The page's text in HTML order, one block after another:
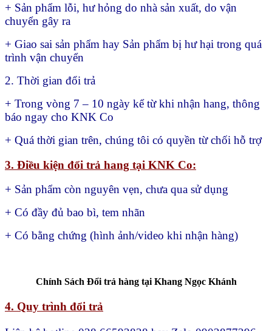
+ Sản phẩm lỗi, hư hỏng do nhà sản xuất, do vận
chuyển gây ra
+ Giao sai sản phẩm hay Sản phẩm bị hư hại trong quá
trình vận chuyển
2. Thời gian đổi trả
+ Trong vòng 7 – 10 ngày kể từ khi nhận hang, thông
báo ngay cho KNK Co
+ Quá thời gian trên, chúng tôi có quyền từ chối hỗ trợ
3. Điều kiện đổi trả hang tại KNK Co:
+ Sản phẩm còn nguyên vẹn, chưa qua sử dụng
+ Có đầy đủ bao bì, tem nhãn
+ Có bằng chứng (hình ảnh/video khi nhận hàng)
Chính Sách Đổi trả hàng tại Khang Ngọc Khánh
4. Quy trình đổi trả